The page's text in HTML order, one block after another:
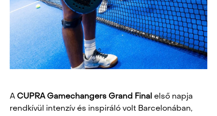
A CUPRA Gamechangers Grand Final első napja
rendkívül intenzív és inspiráló volt Barcelonában,